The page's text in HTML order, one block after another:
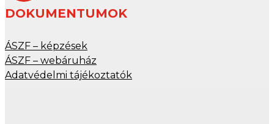
DOKUMENTUMOK
ÁSZF – képzések
ÁSZF – webáruház
Adatvédelmi tájékoztatók